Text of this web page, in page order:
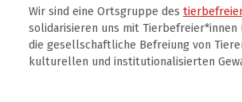
Wir sind eine Ortsgruppe des
solidarisieren uns mit Tierbefreier*innen
die gesellschaftliche Befreiung von
kulturellen und institutionalisierten